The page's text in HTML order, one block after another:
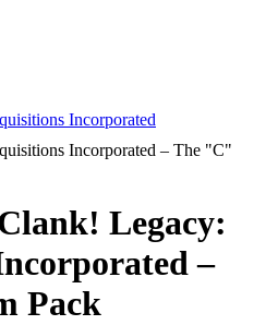
Incorporated
Incorporated – The "C"
Legacy:
–
Pack